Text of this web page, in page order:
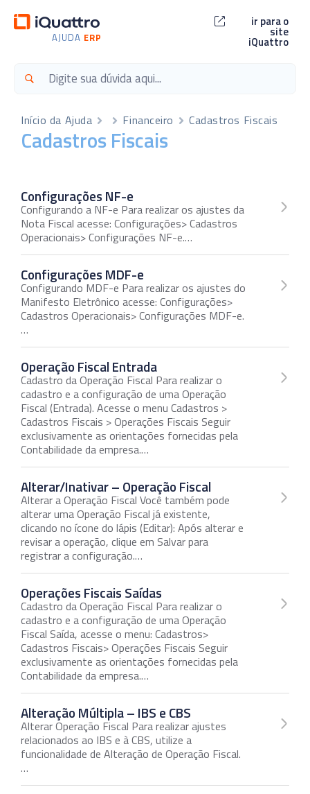
AJUDA ERP
ir para o
site
iQuattro
Início da Ajuda Financeiro Cadastros Fiscais
Cadastros Fiscais
Configurações NF-e
Configurando a NF-e Para realizar os ajustes da
Nota Fiscal acesse: Configurações> Cadastros
Operacionais> Configurações NF-e.…
Configurações MDF-e
Configurando MDF-e Para realizar os ajustes do
Manifesto Eletrônico acesse: Configurações>
Cadastros Operacionais> Configurações MDF-e.
…
Operação Fiscal Entrada
Cadastro da Operação Fiscal Para realizar o
cadastro e a configuração de uma Operação
Fiscal (Entrada). Acesse o menu Cadastros >
Cadastros Fiscais > Operações Fiscais Seguir
exclusivamente as orientações fornecidas pela
Contabilidade da empresa.…
Alterar/Inativar – Operação Fiscal
Alterar a Operação Fiscal Você também pode
alterar uma Operação Fiscal já existente,
clicando no ícone do lápis (Editar): Após alterar e
revisar a operação, clique em Salvar para
registrar a configuração.…
Operações Fiscais Saídas
Cadastro da Operação Fiscal Para realizar o
cadastro e a configuração de uma Operação
Fiscal Saída, acesse o menu: Cadastros>
Cadastros Fiscais> Operações Fiscais Seguir
exclusivamente as orientações fornecidas pela
Contabilidade da empresa.…
Alteração Múltipla – IBS e CBS
Alterar Operação Fiscal Para realizar ajustes
relacionados ao IBS e à CBS, utilize a
funcionalidade de Alteração de Operação Fiscal.
…